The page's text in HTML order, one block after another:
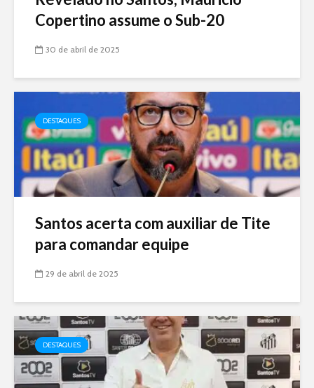
Copertino assume o Sub-20
30 de abril de 2025
DESTAQUES
Santos acerta com auxiliar de Tite
para comandar equipe
29 de abril de 2025
DESTAQUES